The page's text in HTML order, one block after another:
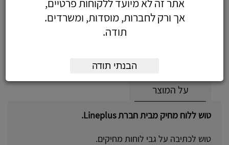
כולל מע"מ
על המוצר
טוש ללוח מחיק מבית חברת Lineplus.
טוש לכתיבה על גבי לוחות מחיקים.
אתר זה לא מיועד ללקוחות פרטיים,
אך ורק לחברות, מוסדות, ומשרדים.
תודה.
הבנתי תודה